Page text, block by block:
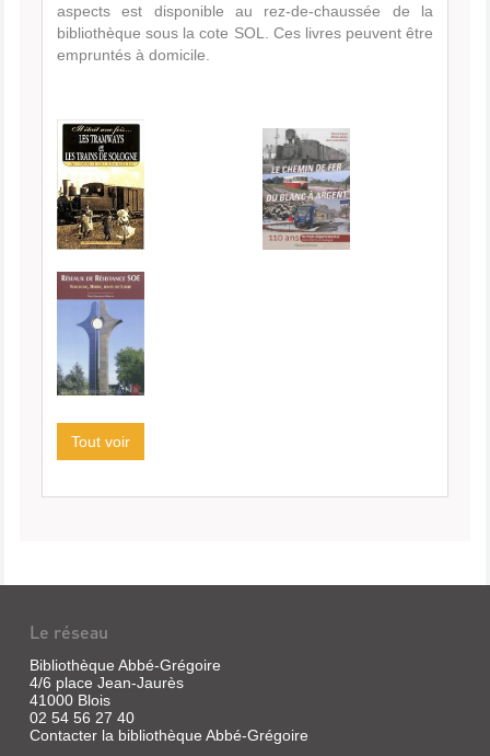
aspects est disponible au rez-de-chaussée de la
bibliothèque sous la cote SOL. Ces livres peuvent être
empruntés à domicile.
Tout voir
Le réseau
Bibliothèque Abbé-Grégoire
4/6 place Jean-Jaurès
41000 Blois
02 54 56 27 40
Contacter la bibliothèque Abbé-Grégoire